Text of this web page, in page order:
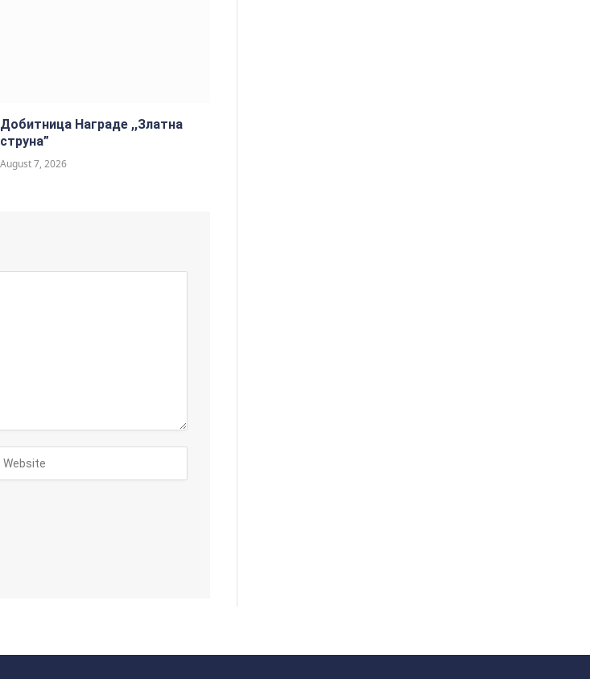
Добитницa Награде ,,Златна
струна”
August 7, 2026